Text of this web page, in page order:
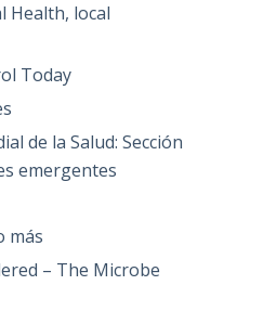
Health, local
Today
de la Salud: Sección
emergentes
más
– The Microbe